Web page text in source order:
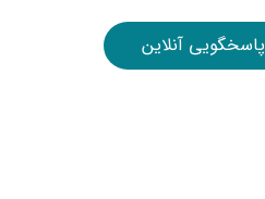
پاسخگویی آنلاین